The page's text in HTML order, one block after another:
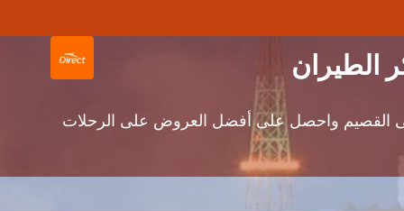
القصيم واحصل على أفضل العروض على الرحلات